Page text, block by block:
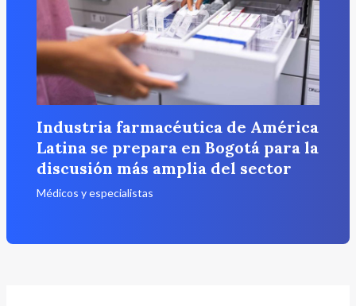
Industria farmacéutica de América
Latina se prepara en Bogotá para la
discusión más amplia del sector
Médicos y especialistas